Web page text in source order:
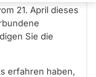
21. April dieses
Sie die
erfahren haben,